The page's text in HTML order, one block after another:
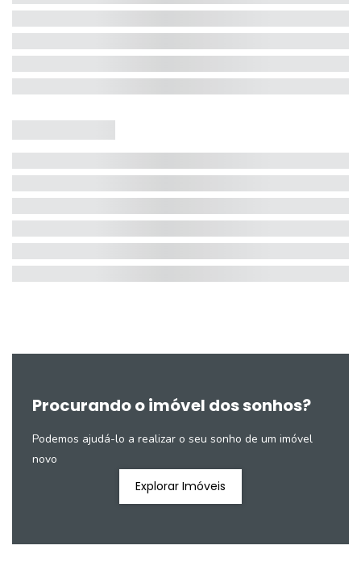
Procurando o imóvel dos sonhos?
Podemos ajudá-lo a realizar o seu sonho de um imóvel
novo
Explorar Imóveis